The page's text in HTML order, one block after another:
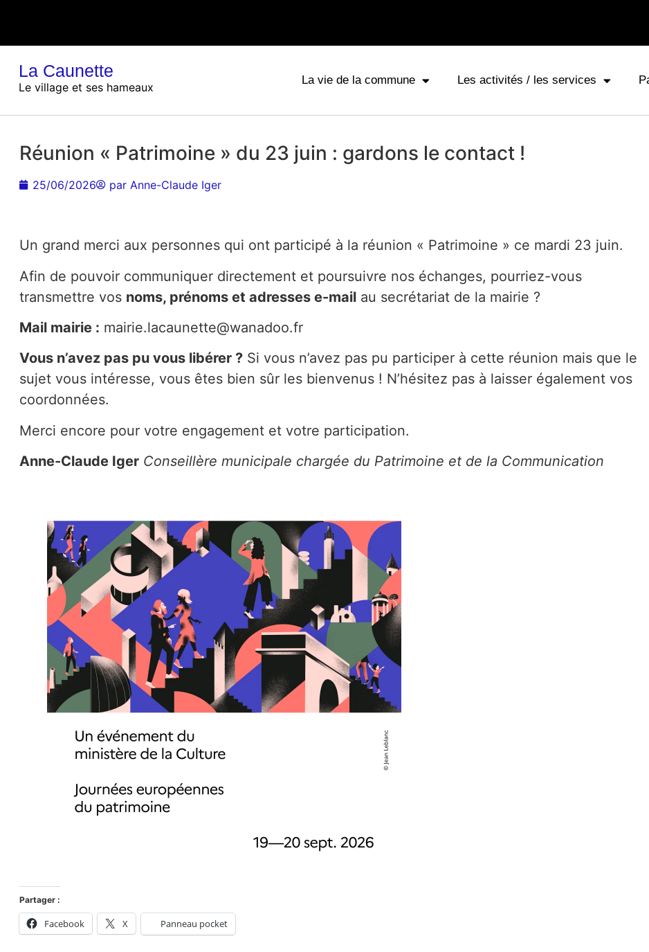
La Caunette
Le village et ses hameaux
La vie de la commune Les activités / les services
Réunion « Patrimoine » du 23 juin : gardons le contact !
25/06/2026 par Anne-Claude Iger
Un grand merci aux personnes qui ont participé à la réunion « Patrimoine » ce mardi 23 juin.
Afin de pouvoir communiquer directement et poursuivre nos échanges, pourriez-vous
transmettre vos noms, prénoms et adresses e-mail au secrétariat de la mairie ?
Mail mairie : mairie.lacaunette@wanadoo.fr
Vous n’avez pas pu vous libérer ? Si vous n’avez pas pu participer à cette réunion mais que le
sujet vous intéresse, vous êtes bien sûr les bienvenus ! N’hésitez pas à laisser également vos
coordonnées.
Merci encore pour votre engagement et votre participation.
Anne-Claude Iger Conseillère municipale chargée du Patrimoine et de la Communication
Partager :
Facebook X Panneau pocket